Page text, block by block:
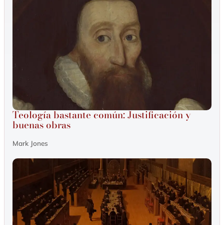
Teología bastante común: Justificación y
buenas obras
Mark Jones